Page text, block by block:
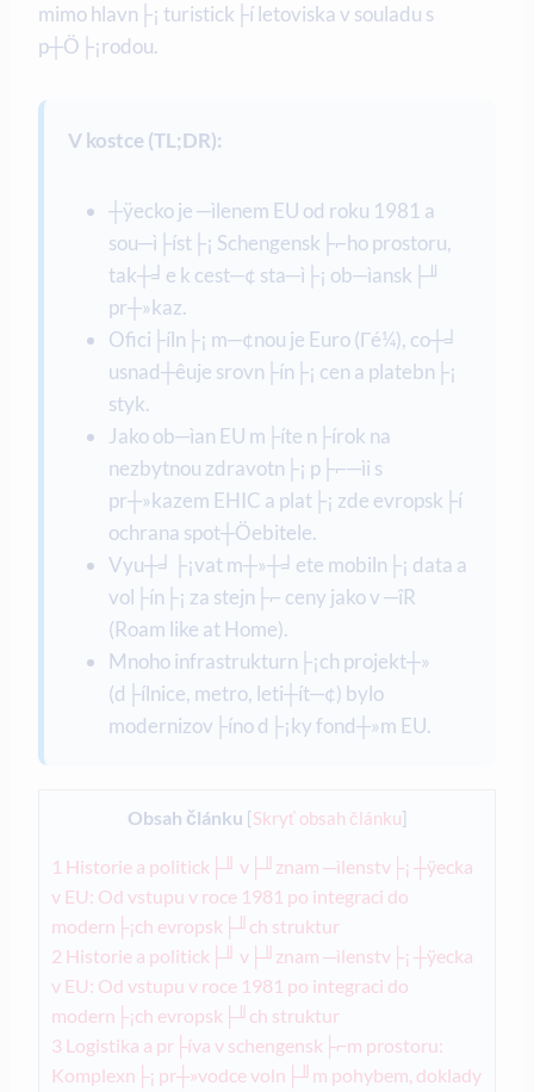
mimo hlavn├¡ turistick├í letoviska v souladu s
p┼Ö├¡rodou.
V kostce (TL;DR):
┼ÿecko je ─ìlenem EU od roku 1981 a
sou─ì├íst├¡ Schengensk├⌐ho prostoru,
tak┼╛e k cest─¢ sta─ì├¡ ob─ìansk├╜
pr┼»kaz.
Ofici├íln├¡ m─¢nou je Euro (Γé¼), co┼╛
usnad┼êuje srovn├ín├¡ cen a platebn├¡
styk.
Jako ob─ìan EU m├íte n├írok na
nezbytnou zdravotn├¡ p├⌐─ìi s
pr┼»kazem EHIC a plat├¡ zde evropsk├í
ochrana spot┼Öebitele.
Vyu┼╛├¡vat m┼»┼╛ete mobiln├¡ data a
vol├ín├¡ za stejn├⌐ ceny jako v ─îR
(Roam like at Home).
Mnoho infrastrukturn├¡ch projekt┼»
(d├ílnice, metro, leti┼ít─¢) bylo
modernizov├íno d├¡ky fond┼»m EU.
Obsah článku [Skryť obsah článku]
1 Historie a politick├╜ v├╜znam ─ìlenstv├¡ ┼ÿecka
v EU: Od vstupu v roce 1981 po integraci do
modern├¡ch evropsk├╜ch struktur
2 Historie a politick├╜ v├╜znam ─ìlenstv├¡ ┼ÿecka
v EU: Od vstupu v roce 1981 po integraci do
modern├¡ch evropsk├╜ch struktur
3 Logistika a pr├íva v schengensk├⌐m prostoru:
Komplexn├¡ pr┼»vodce voln├╜m pohybem, doklady